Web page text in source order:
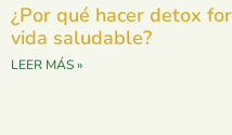
¿Por qué hacer detox
vida saludable?
LEER MÁS »